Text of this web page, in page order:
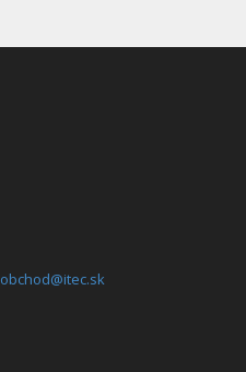
obchod@itec.sk